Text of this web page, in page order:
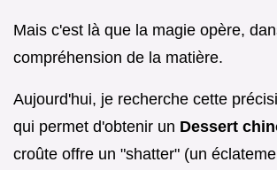
Mais c'est là que la magie opère,
compréhension de la matière.
Aujourd'hui, je recherche cette
qui permet d'obtenir un Dessert
croûte offre un "shatter" (un